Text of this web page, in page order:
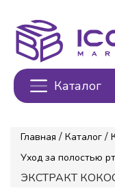
Каталог
Главная / Каталог /
Уход за полостью
ЭКСТРАКТ